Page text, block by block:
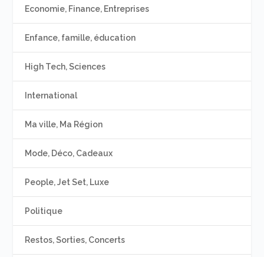
Economie, Finance, Entreprises
Enfance, famille, éducation
High Tech, Sciences
International
Ma ville, Ma Région
Mode, Déco, Cadeaux
People, Jet Set, Luxe
Politique
Restos, Sorties, Concerts